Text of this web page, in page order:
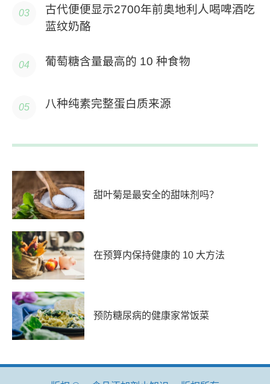
古代便便显示2700年前奥地利人喝啤酒吃
蓝纹奶酪
葡萄糖含量最高的 10 种食物
八种纯素完整蛋白质来源
甜叶菊是最安全的甜味剂吗？
在预算内保持健康的 10 大方法
预防糖尿病的健康家常饭菜